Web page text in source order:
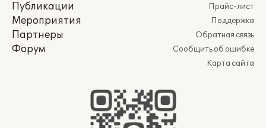
Публикации
Мероприятия
Партнеры
Форум
Прайс-лист
Поддержка
Обратная связь
Сообщить об ошибке
Карта сайта